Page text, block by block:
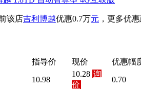
该店吉利 博越优惠0.7万元 ，更多优
指导价 现价 优惠幅
10.98
10.28 询
价
0.70